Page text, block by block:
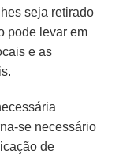
lhes seja retirado
pode levar em
e as
se necessário
de